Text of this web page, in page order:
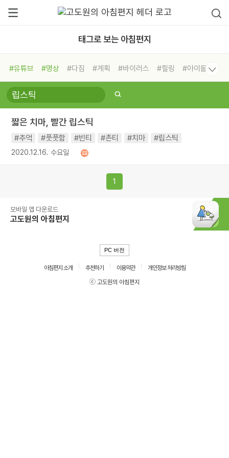
태그로 보는 아침편지
#유튜브 #명상 #다짐 #계획 #바이러스 #힐링
#아이들
#비전캠프
#독서캠프 #삶
#희망
#나눔 #친구 #링컨학교
#독서
#건강 #면역력
짧은 치마, 빨간 립스틱
#추억 #풋풋함 #빈티 #촌티 #치마 #립스틱
2020.12.16. 수요일
1
모바일 앱 다운로드
고도원의 아침편지
PC 버전
아침편지 소개 추천하기 이용약관
개인정보 처리방침
ⓒ 고도원의 아침편지